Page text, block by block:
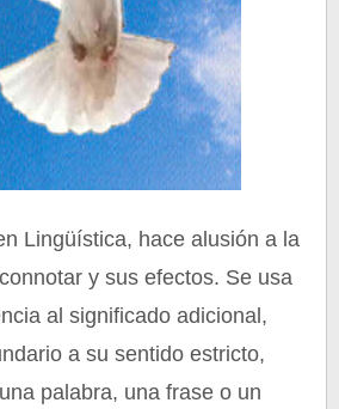
Lingüística, hace alusión a la
y sus efectos. Se usa
al significado adicional,
a su sentido estricto,
palabra, una frase o un